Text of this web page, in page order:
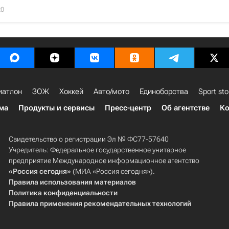
ЗОЖ Хоккей Авто/мото Единоборства
Sport
Продукты и сервисы Пресс-центр Об агентстве
Свидетельство о регистрации Эл № ФС77-57640
Учредитель: Федеральное государственное унитарное
предприятие Международное информационное агентство
«Россия сегодня» (МИА «Россия сегодня»).
Правила использования материалов
Политика конфиденциальности
Правила применения рекомендательных технологий